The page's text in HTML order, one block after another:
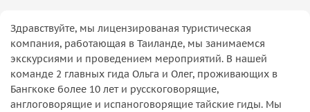
Здравствуйте, мы лицензированая туристическая
компания, работающая в Таиланде, мы занимаемся
экскурсиями и проведением мероприятий. В нашей
команде 2 главных гида Ольга и Олег, проживающих в
Бангкоке более 10 лет и русскоговорящие,
англоговорящие и испаноговорящие тайские гиды. Мы